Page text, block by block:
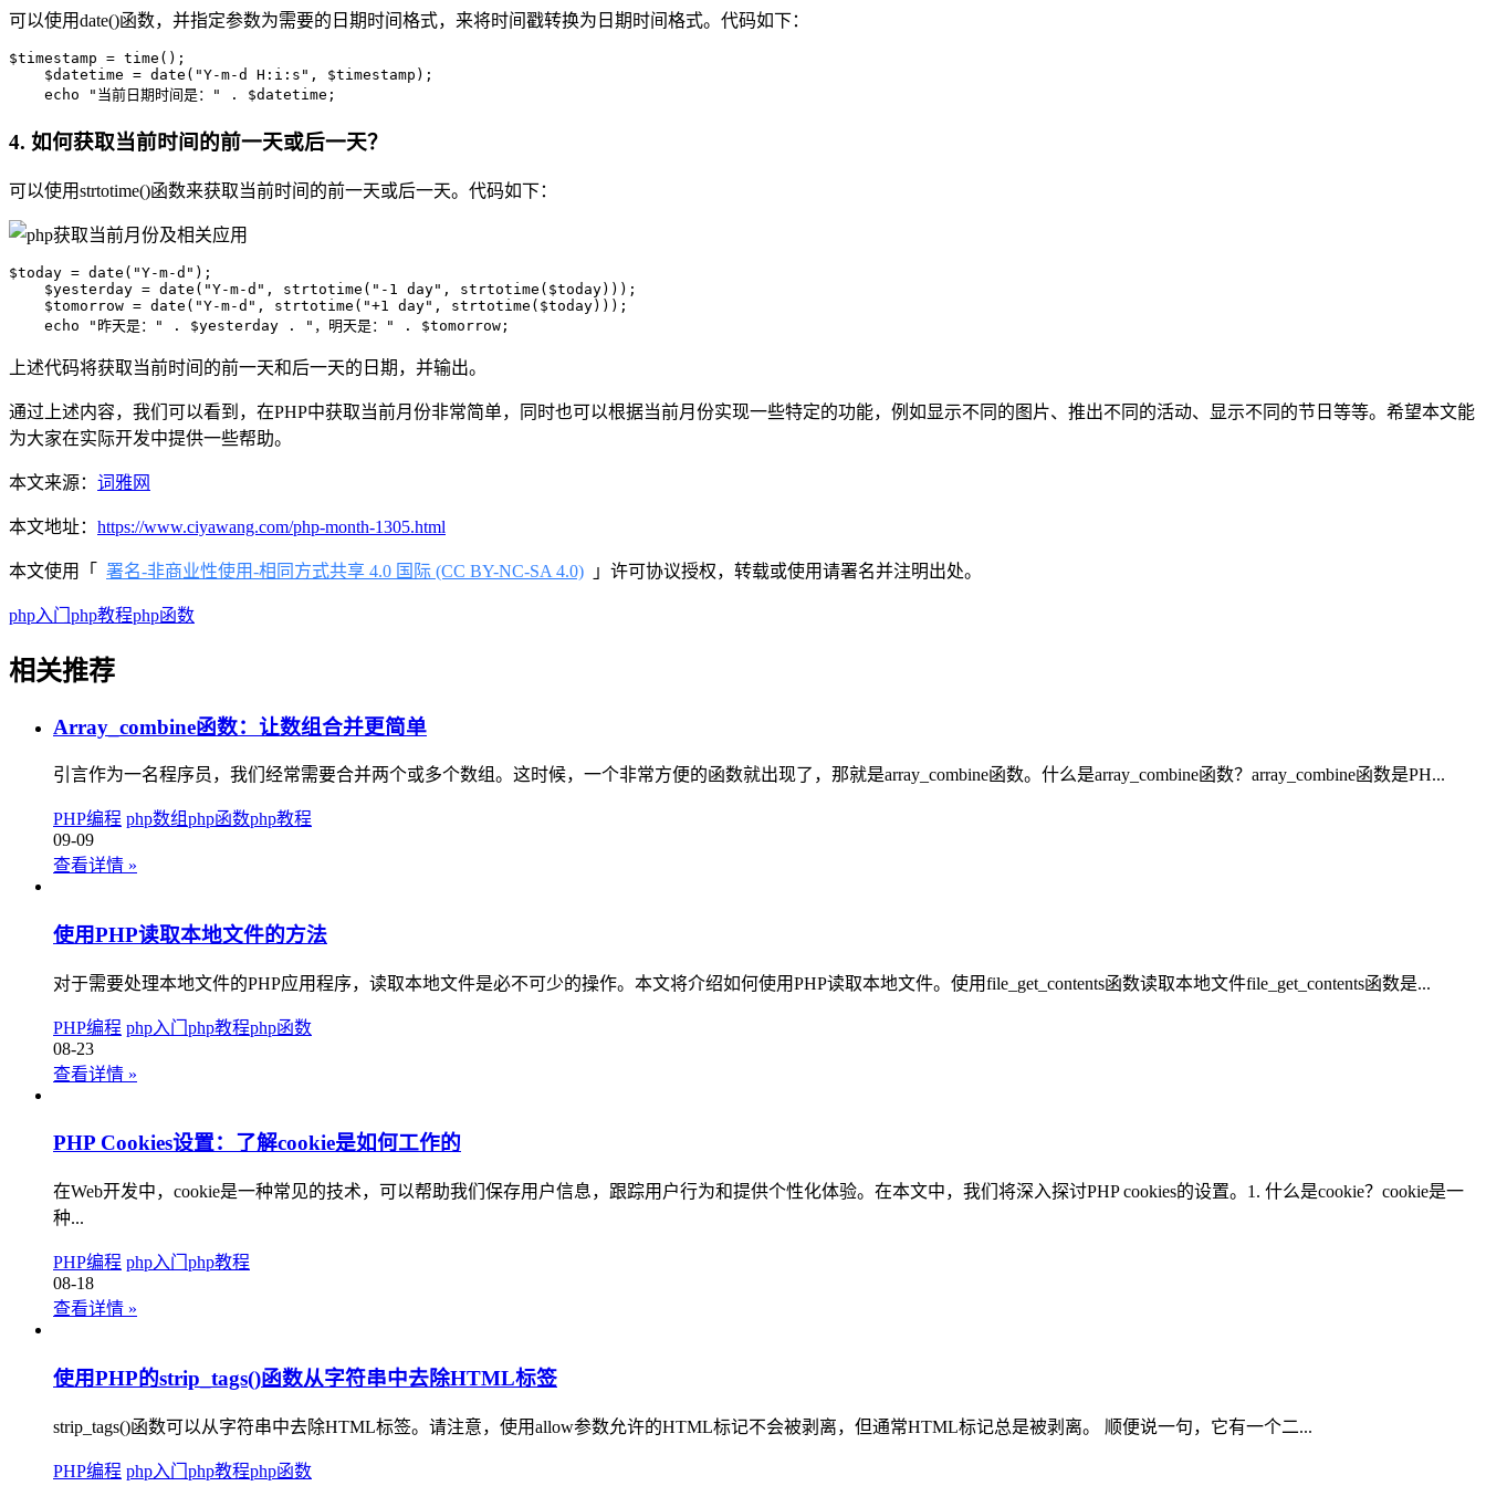
可以使用date()函数，并指定参数为需要的日期时间格式，来将时间戳转换为日期时间格式。代码如下：
$timestamp = time();
$datetime = date("Y-m-d H:i:s", $timestamp);
echo "当前日期时间是：" . $datetime;
4. 如何获取当前时间的前一天或后一天？
可以使用strtotime()函数来获取当前时间的前一天或后一天。代码如下：
$today = date("Y-m-d");
$yesterday = date("Y-m-d", strtotime("-1 day", strtotime($today)));
$tomorrow = date("Y-m-d", strtotime("+1 day", strtotime($today)));
echo "昨天是：" . $yesterday . "，明天是：" . $tomorrow;
上述代码将获取当前时间的前一天和后一天的日期，并输出。
通过上述内容，我们可以看到，在PHP中获取当前月份非常简单，同时也可以根据当前月份实现一些特定的功能，例如显示不同的图片、推出不同的活动、显示不同的节日等等。希望本文能
为大家在实际开发中提供一些帮助。
本文来源： 词雅网
本文地址： https://www.ciyawang.com/php-month-1305.html
本文使用「 署名-非商业性使用-相同方式共享 4.0 国际 (CC BY-NC-SA 4.0) 」许可协议授权，转载或使用请署名并注明出处。
php入门 php教程php函数
相关推荐
Array_combine函数：让数组合并更简单
引言作为一名程序员，我们经常需要合并两个或多个数组。这时候，一个非常方便的函数就出现了，那就是array_combine函数。什么是array_combine函数？array_combine函数是PH...
PHP编程 php数组php函数php教程
09-09
查看详情 »
使用PHP读取本地文件的方法
对于需要处理本地文件的PHP应用程序，读取本地文件是必不可少的操作。本文将介绍如何使用PHP读取本地文件。使用file_get_contents函数读取本地文件file_get_contents函数是...
PHP编程 php入门 php教程php函数
08-23
查看详情 »
PHP Cookies设置：了解cookie是如何工作的
在Web开发中，cookie是一种常见的技术，可以帮助我们保存用户信息，跟踪用户行为和提供个性化体验。在本文中，我们将深入探讨PHP cookies的设置。1. 什么是cookie？cookie是一
种...
PHP编程 php入门 php教程
08-18
查看详情 »
使用PHP的strip_tags()函数从字符串中去除HTML标签
strip_tags()函数可以从字符串中去除HTML标签。请注意，使用allow参数允许的HTML标记不会被剥离，但通常HTML标记总是被剥离。 顺便说一句，它有一个二...
PHP编程 php入门 php教程php函数